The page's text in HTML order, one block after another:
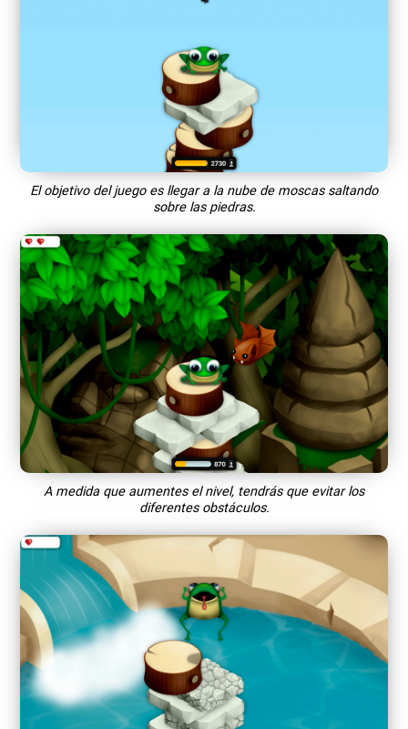
El objetivo del juego es llegar a la nube de moscas saltando
sobre las piedras.
A medida que aumentes el nivel, tendrás que evitar los
diferentes obstáculos.